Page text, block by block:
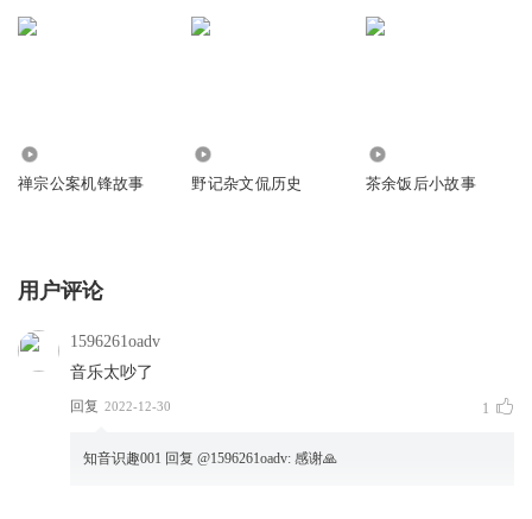
禅宗公案机锋故事 野记杂文侃历史 茶余饭后小故事
用户评论
1596261oadv
音乐太吵了
回复 2022-12-30 1
知音识趣001 回复 @1596261oadv: 感谢🙏